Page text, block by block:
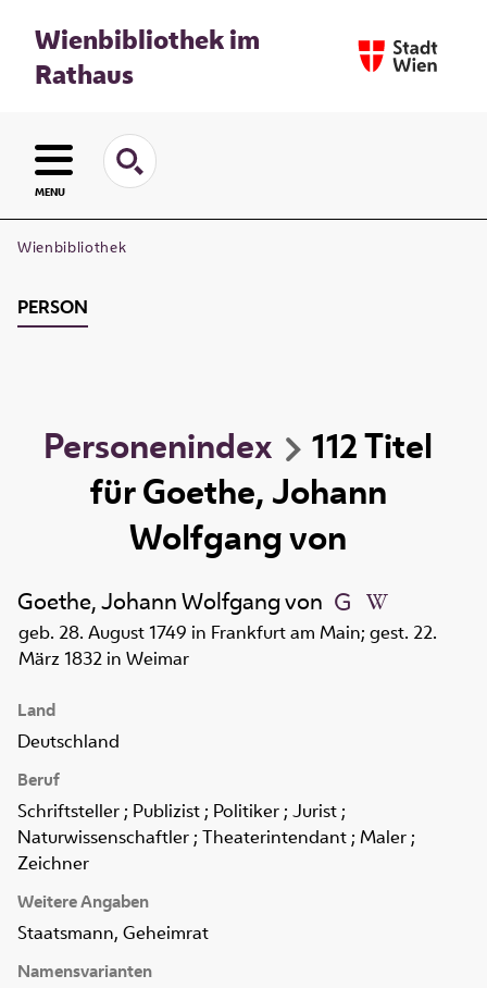
Wienbibliothek im
Rathaus
MENU
Wienbibliothek
PERSON
Personenindex 112Titel
fürGoethe, Johann
Wolfgang von
Goethe, Johann Wolfgang von
geb. 28. August 1749 in Frankfurt am Main; gest. 22.
März 1832 in Weimar
Land
Deutschland
Beruf
Schriftsteller ; Publizist ; Politiker ; Jurist ;
Naturwissenschaftler ; Theaterintendant ; Maler ;
Zeichner
Weitere Angaben
Staatsmann, Geheimrat
Namensvarianten